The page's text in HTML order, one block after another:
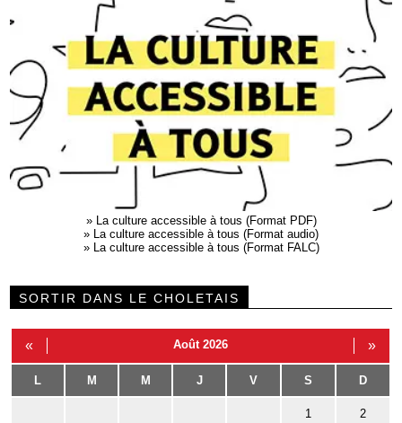
» La culture accessible à tous (Format PDF)
» La culture accessible à tous (Format audio)
» La culture accessible à tous (Format FALC)
SORTIR DANS LE CHOLETAIS
« Août 2026 »
L M M J V S D
1 2